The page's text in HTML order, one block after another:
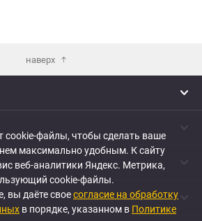
наверх
cookie-файлы, чтобы сделать ваше
максимально удобным. К cайту
веб-аналитики Яндекс. Метрика,
cookie-файлы.
вы даёте своесогласие на обработку
в порядке, указанном в Политике